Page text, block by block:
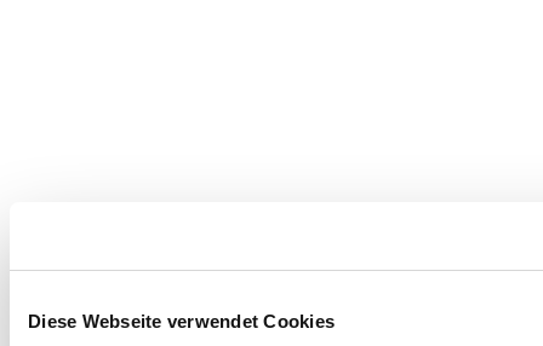
Diese Webseite verwendet Cookies